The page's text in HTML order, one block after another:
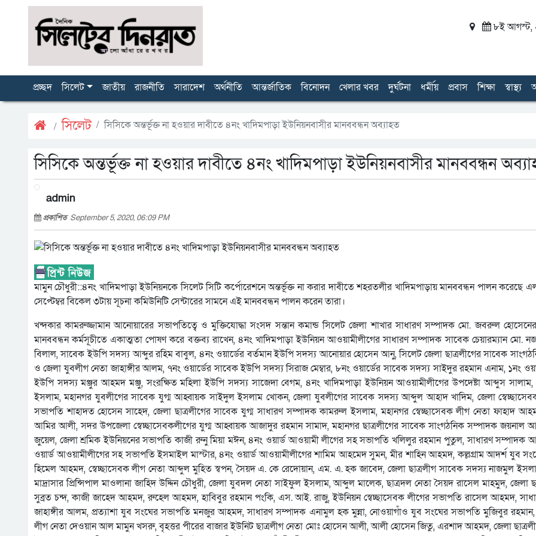
৮ই আগস্ট,
প্রচ্ছদ সিলেট জাতীয় রাজনীতি সারাদেশ অর্থনীতি আন্তর্জাতিক বিনোদন খেলার খবর দুর্ঘটনা ধর্মীয় প্রবাস শিক্ষা স্বাস্থ্য
সিলেট সিসিকে অন্তর্ভূক্ত না হওয়ার দাবীতে ৪নং খাদিমপাড়া ইউনিয়নবাসীর মানববন্ধন অব্যাহত
সিসিকে অন্তর্ভূক্ত না হওয়ার দাবীতে ৪নং খাদিমপাড়া ইউনিয়নবাসীর মানববন্ধন
admin
প্রকাশিত September 5, 2020, 06:09 PM
মামুন চৌধুরী::৪নং খাদিমপাড়া ইউনিয়নকে সিলেট সিটি কর্পোরেশনে অন্তর্ভূক্ত না করার দাবীতে শহরতলীর খাদিমপাড়ায় মানববন্ধন পালন করেছে
সেপ্টেম্বর বিকেল ৩টায় সূচনা কমিউনিটি সেন্টারের সামনে এই মানববন্ধন পালন করেন তারা।
খন্দকার কামরুজ্জামান আনোয়ারের সভাপতিত্বে ও মুক্তিযোদ্ধা সংসদ সন্তান কমান্ড সিলেট জেলা শাখার সাধারণ সম্পাদক মো. জবরুল
মানববন্ধন কর্মসূচীতে একাত্মতা পোষণ করে বক্তব্য রাখেন, ৪নং খাদিমপাড়া ইউনিয়ন আওয়ামীলীগের সাধারণ সম্পাদক সাবেক চেয়ারম্যান মো.
বিলাল, সাবেক ইউপি সদস্য আব্দুর রহিম বাবুল, ৪নং ওয়ার্ডের বর্তমান ইউপি সদস্য আনোয়ার হোসেন আনু, সিলেট জেলা ছাত্রলীগের সাবেক
ও জেলা যুবলীগ নেতা জাহাঙ্গীর আলম, ৭নং ওয়ার্ডের সাবেক ইউপি সদস্য সিরাজ মেম্বার, ৮নং ওয়ার্ডের সাবেক সদস্য সাইদুর রহমান এনাম, ১নং
ইউপি সদস্য মঞ্জুর আহমদ মঞ্জু, সংরক্ষিত মহিলা ইউপি সদস্য সাজেদা বেগম, ৪নং খাদিমপাড়া ইউনিয়ন আওয়ামীলীগের উপদেষ্টা আব্দুস
ইসলাম, মহানগর যুবলীগের সাবেক যুগ্ম আহ্বায়ক সাইদুল ইসলাম খোকন, জেলা যুবলীগের সাবেক সদস্য আব্দুল আহাদ খাদিম, জেলা
সভাপতি শাহাদত হোসেন সাহেদ, জেলা ছাত্রলীগের সাবেক যুগ্ম সাধারণ সম্পাদক কামরুল ইসলাম, মহানগর স্বেচ্ছাসেবক লীগ নেতা ফাহাদ
আমির আলী, সদর উপজেলা স্বেচ্ছাসেবকলীগের যুগ্ম আহ্বায়ক আজাদুর রহমান সামাদ, মহানগর ছাত্রলীগের সাবেক সাংগঠনিক সম্পাদক জয়নাল
জুয়েল, জেলা শ্রমিক ইউনিয়নের সভাপতি কাজী রুনু মিয়া মঈন, ৪নং ওয়ার্ড আওয়ামী লীগের সহ সভাপতি খলিলুর রহমান পুতুল, সাধারণ সম্পাদক
ওয়ার্ড আওয়ামীলীগের সহ সভাপতি ইসমাইল মাস্টার, ৪নং ওয়ার্ড আওয়ামীলীগের শামিম আহমেদ সুমন, মীর শাহিন আহমদ, কল্লগ্রাম আদর্শ যুব
হিমেল আহমদ, স্বেচ্ছাসেবক লীগ নেতা আব্দুল মুহিত স্বপন, সৈয়দ এ. কে রেদোয়ান, এম. এ. হক জাবেদ, জেলা ছাত্রলীগ সাবেক সদস্য নাজমুল
মাদ্রাসার প্রিন্সিপাল মাওলানা জাহিদ উদ্দিন চৌধুরী, জেলা যুবদল নেতা সাইফুল ইসলাম, আব্দুল মালেক, ছাত্রদল নেতা সৈয়দ রাসেল মাহমুদ, জেলা
সুব্রত চন্দ, কাজী জাহেদ আহমদ, রুহেল আহমদ, হাবিবুর রহমান পংকি, এস. আই. রাজু, ইউনিয়ন স্বেচ্ছাসেবক লীগের সভাপতি রাসেল আহমদ,
জাহাঙ্গীর আলম, প্রত্যাশা যুব সংঘের সভাপতি মনজুর আহমদ, সাধারণ সম্পাদক এনামুল হক মুন্না, নোওয়াগাঁও যুব সংঘের সভাপতি মুজিবুর রহমান,
লীগ নেতা দেওয়ান আল মামুন খসরু, বৃহত্তর পীরের বাজার ইউনিট ছাত্রলীগ নেতা মোঃ হোসেন আলী, আলী হোসেন জিতু, এরশাদ আহমদ, জেলা